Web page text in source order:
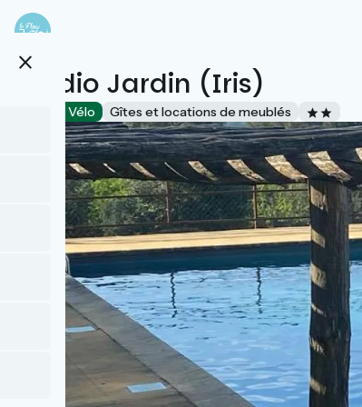
Aller
au
principal
close
Studio Jardin (Iris)
Accueil Vélo Gîtes et locations de meublés